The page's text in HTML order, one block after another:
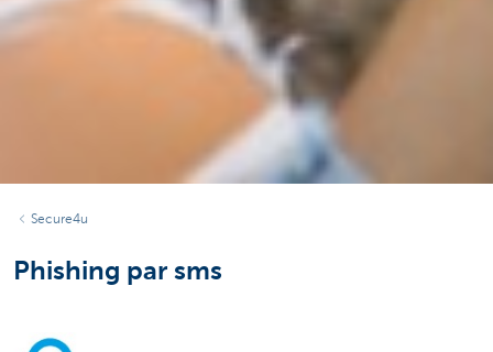
Secure4u
Phishing par sms